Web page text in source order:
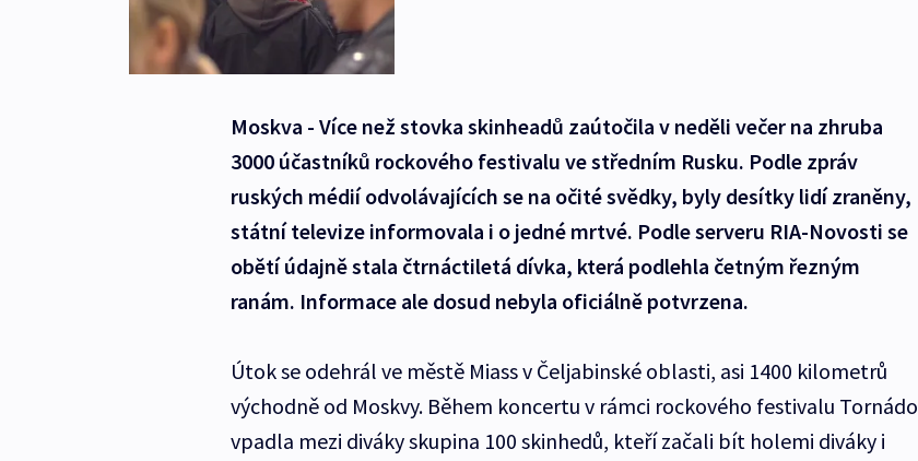
Moskva - Více než stovka skinheadů zaútočila v neděli večer na zhruba
3000 účastníků rockového festivalu ve středním Rusku. Podle zpráv
ruských médií odvolávajících se na očité svědky, byly desítky lidí zraněny,
státní televize informovala i o jedné mrtvé. Podle serveru RIA-Novosti se
obětí údajně stala čtrnáctiletá dívka, která podlehla četným řezným
ranám. Informace ale dosud nebyla oficiálně potvrzena.
Útok se odehrál ve městě Miass v Čeljabinské oblasti, asi 1400 kilometrů
východně od Moskvy. Během koncertu v rámci rockového festivalu Tornádo
vpadla mezi diváky skupina 100 skinhedů, kteří začali bít holemi diváky i